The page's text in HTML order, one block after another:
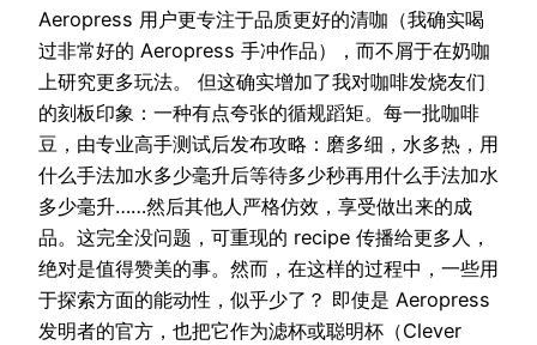
Aeropress 用户更专注于品质更好的清咖（我确实喝
过非常好的 Aeropress 手冲作品），而不屑于在奶咖
上研究更多玩法。 但这确实增加了我对咖啡发烧友们
的刻板印象：一种有点夸张的循规蹈矩。每一批咖啡
豆，由专业高手测试后发布攻略：磨多细，水多热，用
什么手法加水多少毫升后等待多少秒再用什么手法加水
多少毫升……然后其他人严格仿效，享受做出来的成
品。这完全没问题，可重现的 recipe 传播给更多人，
绝对是值得赞美的事。然而，在这样的过程中，一些用
于探索方面的能动性，似乎少了？ 即使是 Aeropress
发明者的官方，也把它作为滤杯或聪明杯（Clever